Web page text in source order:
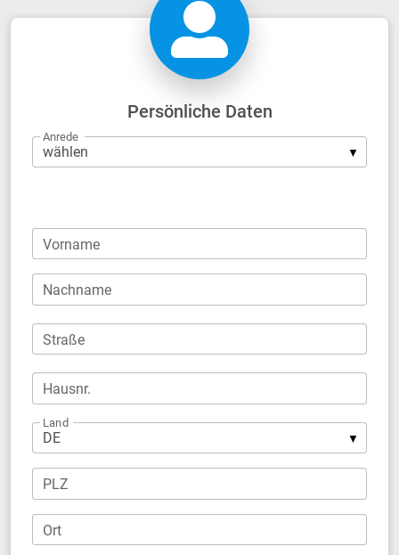
Persönliche Daten
Anrede
Vorname
Nachname
Straße
Hausnr.
Land
PLZ
Ort